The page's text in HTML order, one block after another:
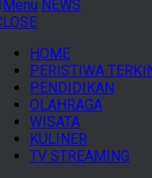
Menu NEWS
HOME
PERISTIWA
PENDIDIKAN
OLAHRAGA
WISATA
KULINER
TV STREAMING